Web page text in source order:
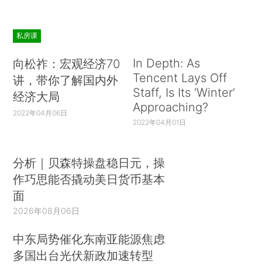
私房课
向松祚：宏观经济70
讲，带你了解国内外
经济大局
2022年04月06日
In Depth: As
Tencent Lays Off
Staff, Is Its ‘Winter’
Approaching?
2022年04月01日
分析｜贝森特操盘稳日元，操
作巧思能否撬动美日货币基本
面
2026年08月06日
中东局势催化东南亚能源焦虑
多国出台光伏新政加速转型